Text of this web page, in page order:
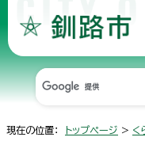
現在の位置： トップページ > く